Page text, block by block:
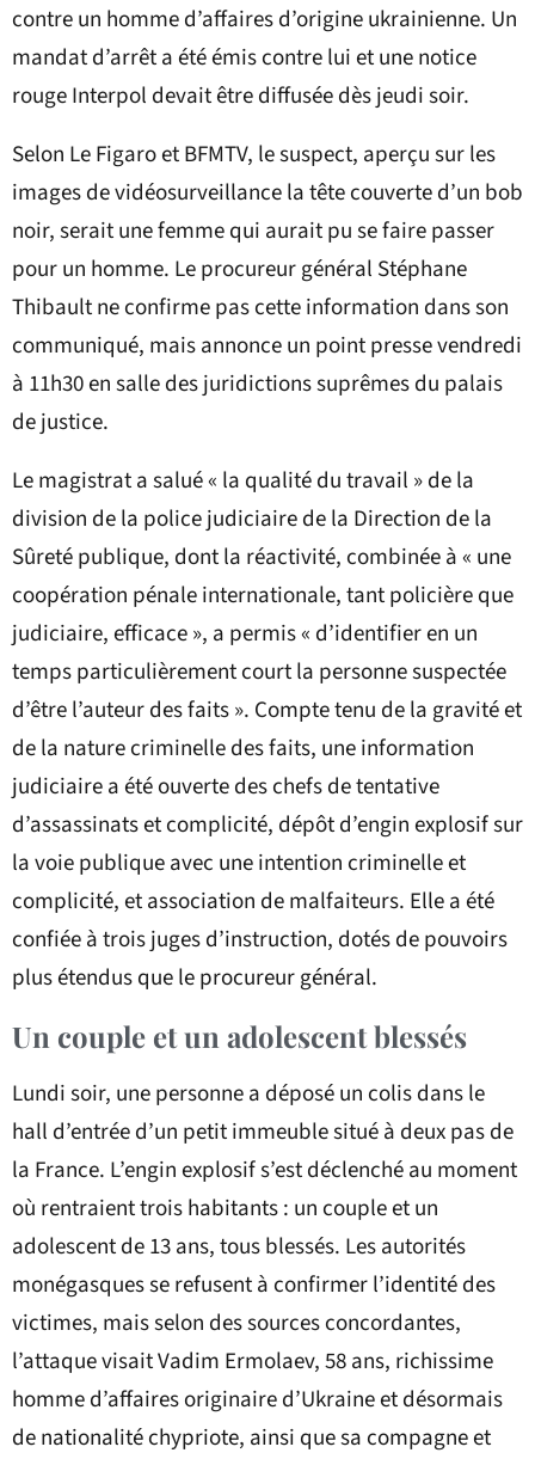
contre un homme d’affaires d’origine ukrainienne. Un
mandat d’arrêt a été émis contre lui et une notice
rouge Interpol devait être diffusée dès jeudi soir.
Selon Le Figaro et BFMTV, le suspect, aperçu sur les
images de vidéosurveillance la tête couverte d’un bob
noir, serait une femme qui aurait pu se faire passer
pour un homme. Le procureur général Stéphane
Thibault ne confirme pas cette information dans son
communiqué, mais annonce un point presse vendredi
à 11h30 en salle des juridictions suprêmes du palais
de justice.
Le magistrat a salué « la qualité du travail » de la
division de la police judiciaire de la Direction de la
Sûreté publique, dont la réactivité, combinée à « une
coopération pénale internationale, tant policière que
judiciaire, efficace », a permis « d’identifier en un
temps particulièrement court la personne suspectée
d’être l’auteur des faits ». Compte tenu de la gravité et
de la nature criminelle des faits, une information
judiciaire a été ouverte des chefs de tentative
d’assassinats et complicité, dépôt d’engin explosif sur
la voie publique avec une intention criminelle et
complicité, et association de malfaiteurs. Elle a été
confiée à trois juges d’instruction, dotés de pouvoirs
plus étendus que le procureur général.
Un couple et un adolescent blessés
Lundi soir, une personne a déposé un colis dans le
hall d’entrée d’un petit immeuble situé à deux pas de
la France. L’engin explosif s’est déclenché au moment
où rentraient trois habitants : un couple et un
adolescent de 13 ans, tous blessés. Les autorités
monégasques se refusent à confirmer l’identité des
victimes, mais selon des sources concordantes,
l’attaque visait Vadim Ermolaev, 58 ans, richissime
homme d’affaires originaire d’Ukraine et désormais
de nationalité chypriote, ainsi que sa compagne et